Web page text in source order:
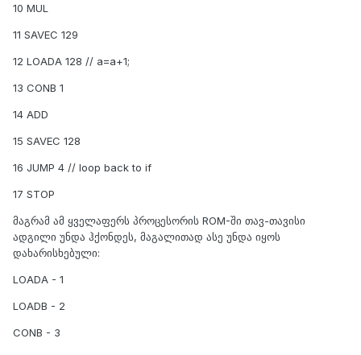
10 MUL
11 SAVEC 129
12 LOADA 128 // a=a+1;
13 CONB 1
14 ADD
15 SAVEC 128
16 JUMP 4 // loop back to if
17 STOP
მაგრამ ამ ყველაფერს პროცესორის ROM-ში თავ-თავისი
ადგილი უნდა ჰქონდეს, მაგალითად ასე უნდა იყოს
დახარისხებული:
LOADA - 1
LOADB - 2
CONB - 3